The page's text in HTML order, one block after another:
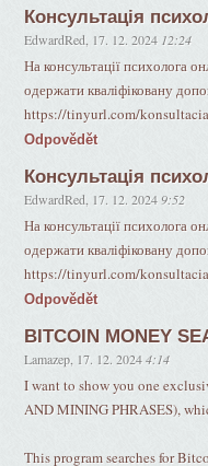
Консультація
EdwardRed 17. 12. 2024 12:24
На консультації психолога
одержати кваліфіковану
https://tinyurl.com/
Odpovědět
Консультація
EdwardRed 17. 12. 2024 9:52
На консультації психолога
одержати кваліфіковану
https://tinyurl.com/
Odpovědět
BITCOIN MONEY
Lamazep 17. 12. 2024 4:14
I want to show you one
AND MINING PHRASES),
This program searches for